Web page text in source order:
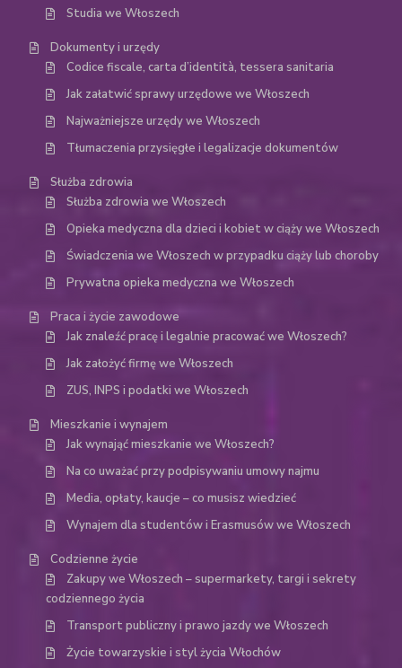
Studia we Włoszech
Dokumenty i urzędy
Codice fiscale, carta d’identità, tessera sanitaria
Jak załatwić sprawy urzędowe we Włoszech
Najważniejsze urzędy we Włoszech
Tłumaczenia przysięgłe i legalizacje dokumentów
Służba zdrowia
Służba zdrowia we Włoszech
Opieka medyczna dla dzieci i kobiet w ciąży we Włoszech
Świadczenia we Włoszech w przypadku ciąży lub choroby
Prywatna opieka medyczna we Włoszech
Praca i życie zawodowe
Jak znaleźć pracę i legalnie pracować we Włoszech?
Jak założyć firmę we Włoszech
ZUS, INPS i podatki we Włoszech
Mieszkanie i wynajem
Jak wynająć mieszkanie we Włoszech?
Na co uważać przy podpisywaniu umowy najmu
Media, opłaty, kaucje – co musisz wiedzieć
Wynajem dla studentów i Erasmusów we Włoszech
Codzienne życie
Zakupy we Włoszech – supermarkety, targi i sekrety
codziennego życia
Transport publiczny i prawo jazdy we Włoszech
Życie towarzyskie i styl życia Włochów